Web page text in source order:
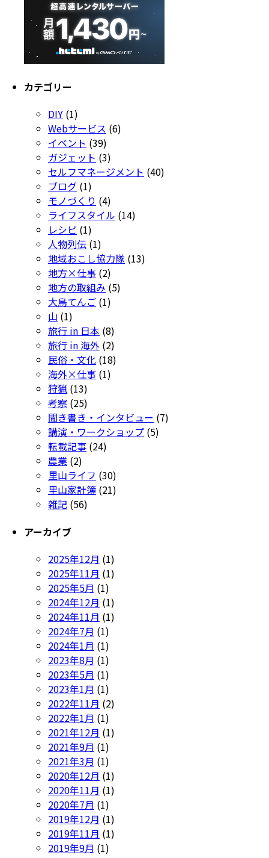
カテゴリー
DIY (1)
Webサービス (6)
イベント (39)
ガジェット (3)
セルフマネージメント (40)
ブログ (1)
モノづくり (4)
ライフスタイル (14)
レシピ (1)
人物列伝 (1)
地域おこし協力隊 (13)
地方×仕事 (2)
地方の取組み (5)
大鳥てんご (1)
山 (1)
旅行 in 日本 (8)
旅行 in 海外 (2)
民俗・文化 (18)
海外×仕事 (1)
狩猟 (13)
考察 (25)
聞き書き・インタビュー (7)
講演・ワークショップ (5)
転載記事 (24)
農業 (2)
里山ライフ (30)
里山家計簿 (21)
雑記 (56)
アーカイブ
2025年12月 (1)
2025年11月 (1)
2025年5月 (1)
2024年12月 (1)
2024年11月 (1)
2024年7月 (1)
2024年1月 (1)
2023年8月 (1)
2023年5月 (1)
2023年1月 (1)
2022年11月 (2)
2022年1月 (1)
2021年12月 (1)
2021年9月 (1)
2021年3月 (1)
2020年12月 (1)
2020年11月 (1)
2020年7月 (1)
2019年12月 (1)
2019年11月 (1)
2019年9月 (1)